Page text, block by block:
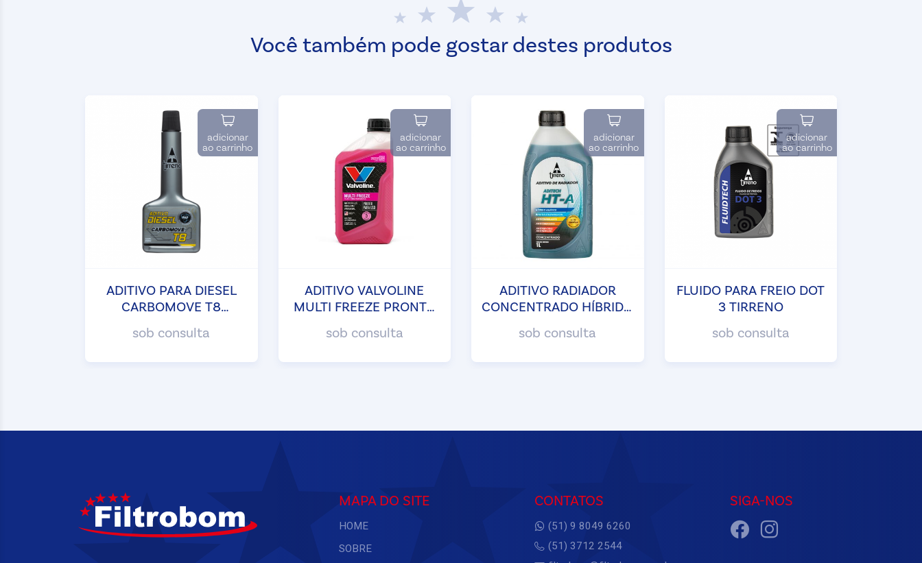
Você também pode gostar destes produtos
adicionar
ao carrinho
ADITIVO PARA DIESEL
CARBOMOVE T8
TIRRENO
sob consulta
adicionar
ao carrinho
ADITIVO VALVOLINE
MULTI FREEZE PRONTO
sob consulta
adicionar
ao carrinho
ADITIVO RADIADOR
CONCENTRADO HÍBRIDO
ASIÁTICO HT-A TIRRENO
sob consulta
adicionar
ao carrinho
FLUIDO PARA FREIO DOT
3 TIRRENO
sob consulta
MAPA DO SITE
HOME
SOBRE
CONTATOS
(51) 9 8049 6260
(51) 3712 2544
SIGA-NOS